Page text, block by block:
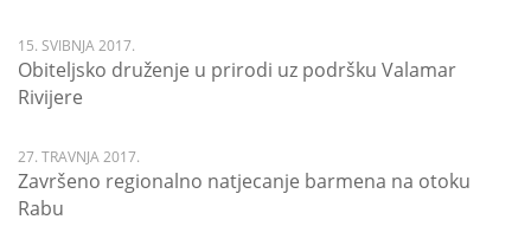
15. SVIBNJA 2017.
Obiteljsko druženje u prirodi uz podršku Valamar
Rivijere
27. TRAVNJA 2017.
Završeno regionalno natjecanje barmena na otoku
Rabu